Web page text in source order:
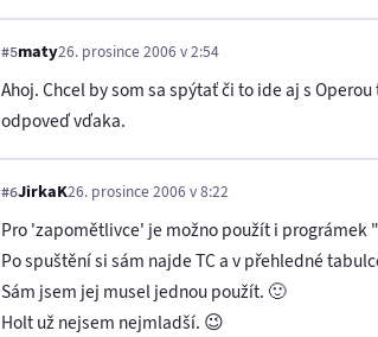
#5maty26. prosince 2006 v 2:54
Ahoj. Chcel by som sa spýtať či to ide aj s
odpoveď vďaka.
#6JirkaK26. prosince 2006 v 8:22
Pro 'zapomětlivce' je možno použít i prográmek
Po spuštění si sám najde TC a v přehledné
Sám jsem jej musel jednou použít. 🙂
Holt už nejsem nejmladší. 😉